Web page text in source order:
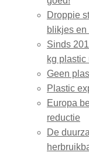
Droppie
blikjes
Sinds
kg plastic
Geen
Plastic
Europa
reductie
De